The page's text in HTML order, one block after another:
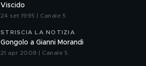
Viscido
24 set 1995 | Canale 5
STRISCIA LA NOTIZIA
Gongolo a Gianni Morandi
21 apr 2008 | Canale 5